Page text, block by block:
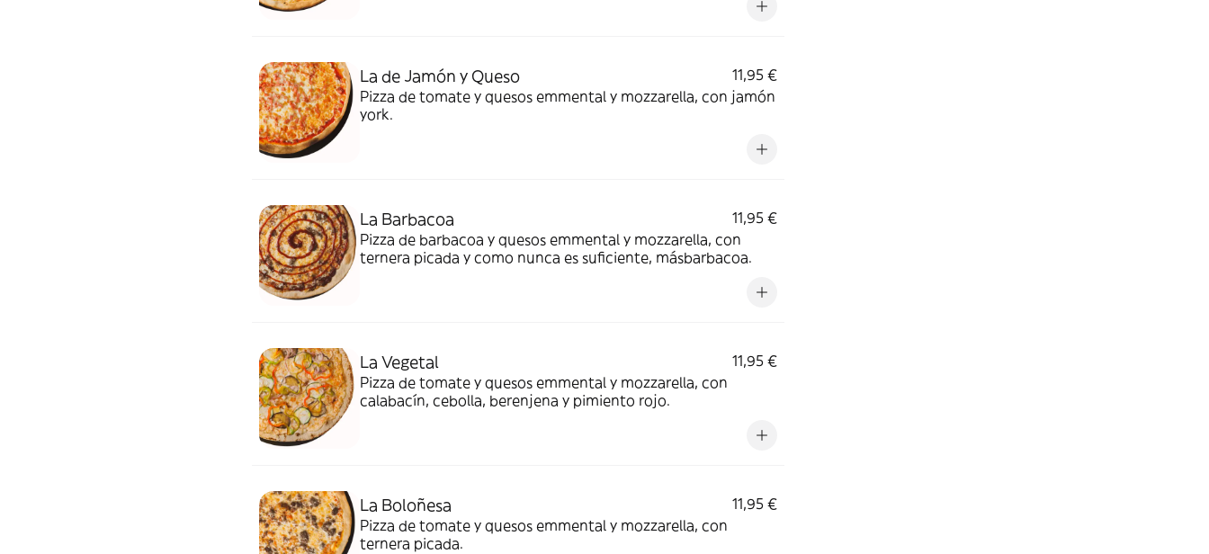
La de Jamón y Queso
11,95 €
Pizza de tomate y quesos emmental y mozzarella, con jamón
york.
La Barbacoa
11,95 €
Pizza de barbacoa y quesos emmental y mozzarella, con
ternera picada y como nunca es suficiente, másbarbacoa.
La Vegetal
11,95 €
Pizza de tomate y quesos emmental y mozzarella, con
calabacín, cebolla, berenjena y pimiento rojo.
La Boloñesa
11,95 €
Pizza de tomate y quesos emmental y mozzarella, con
ternera picada.